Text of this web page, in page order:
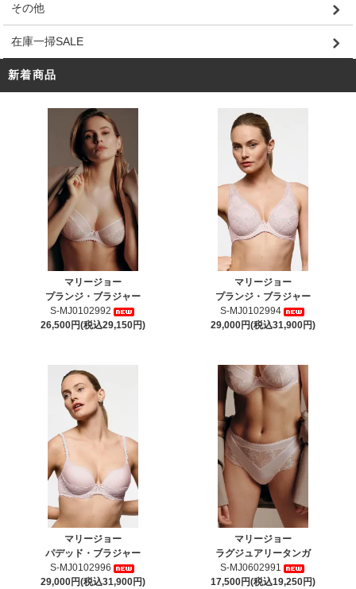
その他
在庫一掃SALE
新着商品
マリージョー
プランジ・ブラジャー
S-MJ0102992
26,500円(税込29,150円)
マリージョー
プランジ・ブラジャー
S-MJ0102994
29,000円(税込31,900円)
マリージョー
パデッド・ブラジャー
S-MJ0102996
29,000円(税込31,900円)
マリージョー
ラグジュアリータンガ
S-MJ0602991
17,500円(税込19,250円)